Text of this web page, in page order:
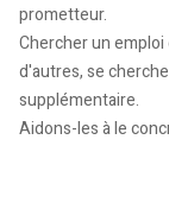
prometteur.
Chercher un
d'autres, se
supplémentaire.
Aidons-les à le